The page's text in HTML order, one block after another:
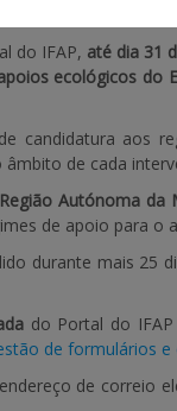
do IFAP, até dia 31
ecológicos do
candidatura aos
de cada
Região Autónoma da
de apoio para o
durante mais 25
do Portal do IFAP
de formulários e
de correio